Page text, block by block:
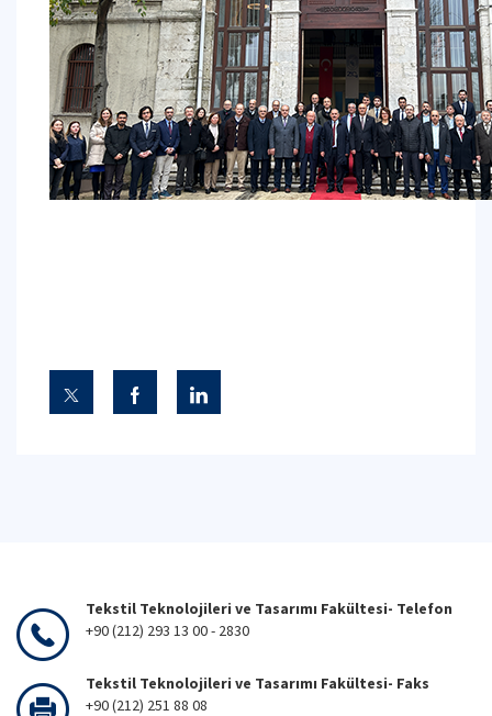
Tekstil Teknolojileri ve Tasarımı Fakültesi- Telefon
+90 (212) 293 13 00 - 2830
Tekstil Teknolojileri ve Tasarımı Fakültesi- Faks
+90 (212) 251 88 08